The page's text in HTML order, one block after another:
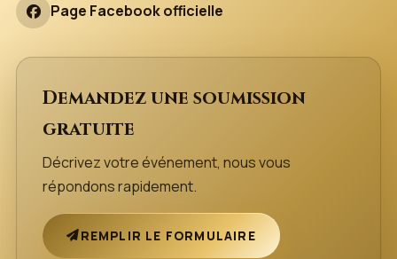
Page Facebook officielle
Demandez une soumission
gratuite
Décrivez votre événement, nous vous
répondons rapidement.
REMPLIR LE FORMULAIRE